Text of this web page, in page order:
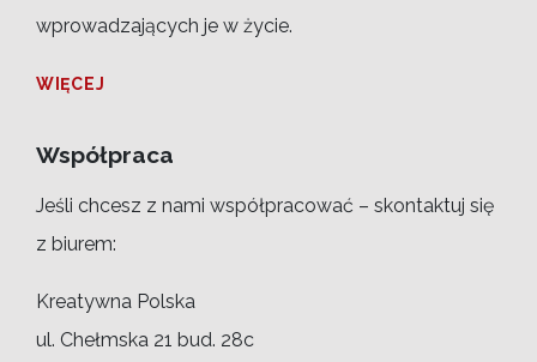
wprowadzających je w życie.
WIĘCEJ
Współpraca
Jeśli chcesz z nami współpracować – skontaktuj się
z biurem:
Kreatywna Polska
ul. Chełmska 21 bud. 28c